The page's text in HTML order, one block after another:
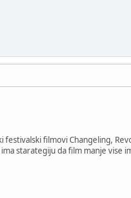
filmovi Changeling,
starategiju da film manje vise